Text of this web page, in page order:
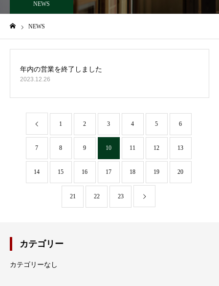
NEWS
NEWS
2023.12.26
1 2 3 4 5 6
7 8 9 10 11 12 13
14 15 16 17 18 19 20
21 22 23
カテゴリー
カテゴリーなし